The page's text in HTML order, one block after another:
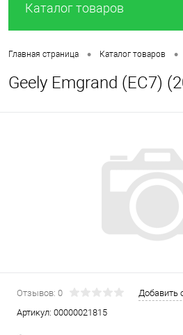
Каталог товаров
Главная страница • Каталог товаров •
Geely Emgrand (EC7)
Отзывов: 0
Добавить
Артикул: 00000021815